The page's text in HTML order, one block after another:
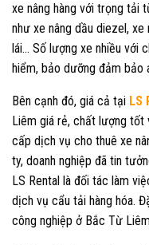
xe nâng hàng với trọng tải
như xe nâng dầu diezel, xe
lái… Số lượng xe nhiều với
hiểm, bảo dưỡng đảm
Bên cạnh đó, giá cả tại LS
Liêm giá rẻ, chất lượng tốt
cấp dịch vụ cho thuê xe
ty, doanh nghiệp đã tin
LS Rental là đối tác làm
dịch vụ cẩu tải hàng hóa.
công nghiệp ở Bắc Từ